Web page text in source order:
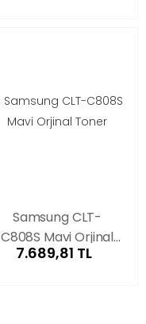
Samsung CLT-
C808S Mavi Orjinal
Toner
7.689,81 TL